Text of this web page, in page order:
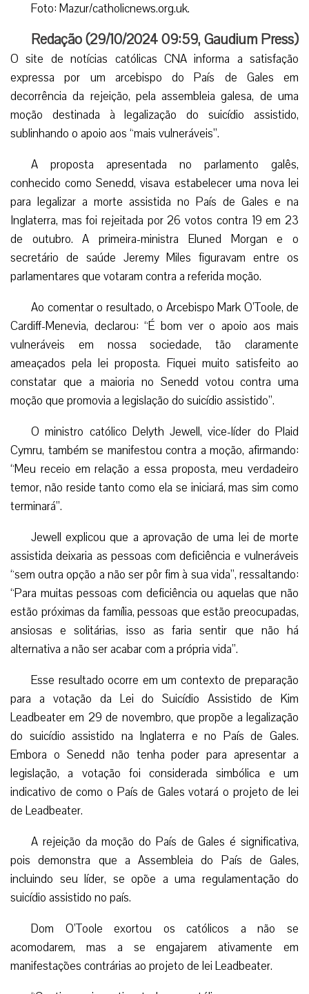
Foto: Mazur/catholicnews.org.uk.
Redação (29/10/2024 09:59, Gaudium Press)
O site de notícias católicas CNA informa a satisfação
expressa por um arcebispo do País de Gales em
decorrência da rejeição, pela assembleia galesa, de uma
moção destinada à legalização do suicídio assistido,
sublinhando o apoio aos “mais vulneráveis”.
A proposta apresentada no parlamento galês,
conhecido como Senedd, visava estabelecer uma nova lei
para legalizar a morte assistida no País de Gales e na
Inglaterra, mas foi rejeitada por 26 votos contra 19 em 23
de outubro. A primeira-ministra Eluned Morgan e o
secretário de saúde Jeremy Miles figuravam entre os
parlamentares que votaram contra a referida moção.
Ao comentar o resultado, o Arcebispo Mark O’Toole, de
Cardiff-Menevia, declarou: “É bom ver o apoio aos mais
vulneráveis em nossa sociedade, tão claramente
ameaçados pela lei proposta. Fiquei muito satisfeito ao
constatar que a maioria no Senedd votou contra uma
moção que promovia a legislação do suicídio assistido”.
O ministro católico Delyth Jewell, vice-líder do Plaid
Cymru, também se manifestou contra a moção, afirmando:
“Meu receio em relação a essa proposta, meu verdadeiro
temor, não reside tanto como ela se iniciará, mas sim como
terminará”.
Jewell explicou que a aprovação de uma lei de morte
assistida deixaria as pessoas com deficiência e vulneráveis
“sem outra opção a não ser pôr fim à sua vida”, ressaltando:
“Para muitas pessoas com deficiência ou aquelas que não
estão próximas da família, pessoas que estão preocupadas,
ansiosas e solitárias, isso as faria sentir que não há
alternativa a não ser acabar com a própria vida”.
Esse resultado ocorre em um contexto de preparação
para a votação da Lei do Suicídio Assistido de Kim
Leadbeater em 29 de novembro, que propõe a legalização
do suicídio assistido na Inglaterra e no País de Gales.
Embora o Senedd não tenha poder para apresentar a
legislação, a votação foi considerada simbólica e um
indicativo de como o País de Gales votará o projeto de lei
de Leadbeater.
A rejeição da moção do País de Gales é significativa,
pois demonstra que a Assembleia do País de Gales,
incluindo seu líder, se opõe a uma regulamentação do
suicídio assistido no país.
Dom O’Toole exortou os católicos a não se
acomodarem, mas a se engajarem ativamente em
manifestações contrárias ao projeto de lei Leadbeater.